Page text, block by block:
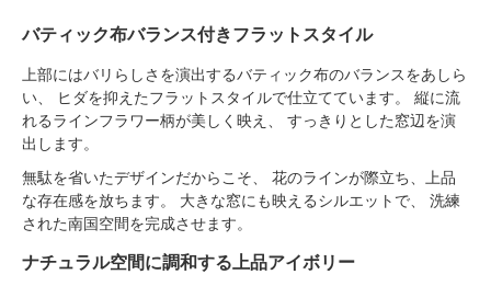
バティック布バランス付きフラットスタイル
上部にはバリらしさを演出するバティック布のバランスをあしら
い、 ヒダを抑えたフラットスタイルで仕立てています。 縦に流
れるラインフラワー柄が美しく映え、 すっきりとした窓辺を演
出します。
無駄を省いたデザインだからこそ、 花のラインが際立ち、上品
な存在感を放ちます。 大きな窓にも映えるシルエットで、 洗練
された南国空間を完成させます。
ナチュラル空間に調和する上品アイボリー